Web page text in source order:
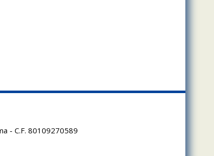
- C.F. 80109270589